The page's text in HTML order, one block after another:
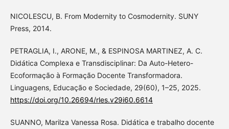
NICOLESCU, B. From Modernity to Cosmodernity. SUNY
Press, 2014.
PETRAGLIA, I., ARONE, M., & ESPINOSA MARTINEZ, A. C.
Didática Complexa e Transdisciplinar: Da Auto-Hetero-
Ecoformação à Formação Docente Transformadora.
Linguagens, Educação e Sociedade, 29(60), 1–25, 2025.
https://doi.org/10.26694/rles.v29i60.6614
SUANNO, Marilza Vanessa Rosa. Didática e trabalho docente